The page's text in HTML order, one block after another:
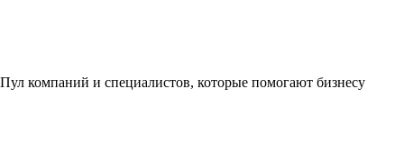
компаний и специалистов, которые помогают бизнесу